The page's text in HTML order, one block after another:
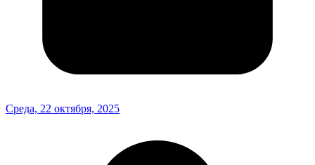
Среда, 22 октября, 2025